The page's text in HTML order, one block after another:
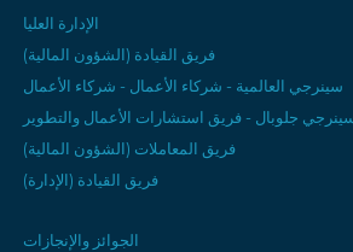
الإدارة العليا
فريق القيادة (الشؤون المالية)
سينرجي العالمية - شركاء الأعمال - شركاء الأعمال
جلوبال - فريق استشارات الأعمال والتطوير
فريق المعاملات (الشؤون المالية)
فريق القيادة (الإدارة)
الجوائز والإنجازات